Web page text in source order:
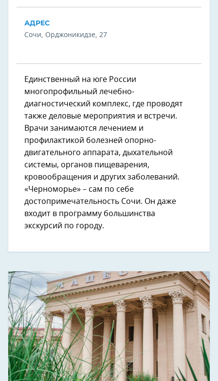
АДРЕС
Сочи, Орджоникидзе, 27
Единственный на юге России
многопрофильный лечебно-
диагностический комплекс, где проводят
также деловые мероприятия и встречи.
Врачи занимаются лечением и
профилактикой болезней опорно-
двигательного аппарата, дыхательной
системы, органов пищеварения,
кровообращения и других заболеваний.
«Черноморье» – сам по себе
достопримечательность Сочи. Он даже
входит в программу большинства
экскурсий по городу.